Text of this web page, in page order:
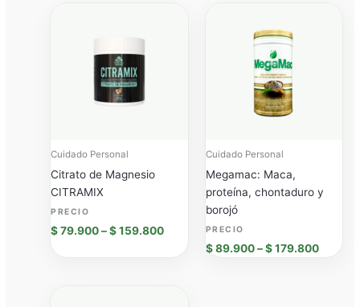
Cuidado Personal
Citrato de Magnesio
CITRAMIX
$79.900–$159.800
Cuidado Personal
Megamac: Maca,
proteína, chontaduro y
borojó
$89.900 – $179.800